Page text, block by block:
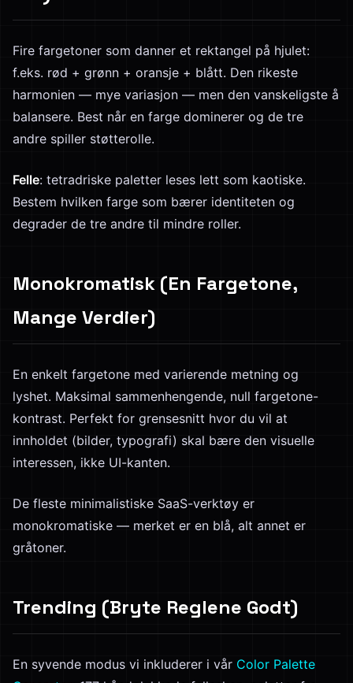
Fire fargetoner som danner et rektangel på hjulet:
f.eks. rød + grønn + oransje + blått. Den rikeste
harmonien — mye variasjon — men den vanskeligste å
balansere. Best når en farge dominerer og de tre
andre spiller støtterolle.
Felle: tetradriske paletter leses lett som kaotiske.
Bestem hvilken farge som bærer identiteten og
degrader de tre andre til mindre roller.
Monokromatisk (En Fargetone,
Mange Verdier)
En enkelt fargetone med varierende metning og
lyshet. Maksimal sammenhengende, null fargetone-
kontrast. Perfekt for grensesnitt hvor du vil at
innholdet (bilder, typografi) skal bære den visuelle
interessen, ikke UI-kanten.
De fleste minimalistiske SaaS-verktøy er
monokromatiske — merket er en blå, alt annet er
gråtoner.
Trending (Bryte Reglene Godt)
En syvende modus vi inkluderer i vår Color Palette